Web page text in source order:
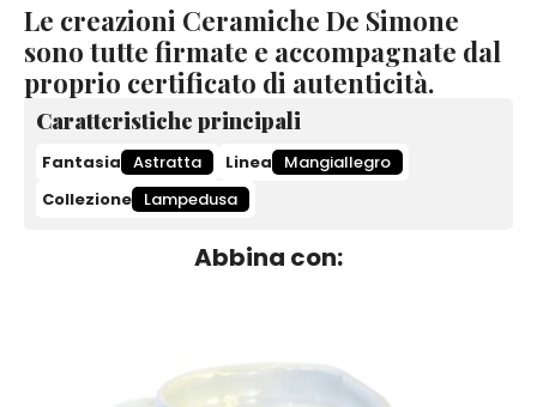
Le creazioni Ceramiche De Simone
sono tutte firmate e accompagnate dal
proprio certificato di autenticità.
Caratteristiche principali
Fantasia Astratta Linea
Mangiallegro
Collezione Lampedusa
Abbina con: